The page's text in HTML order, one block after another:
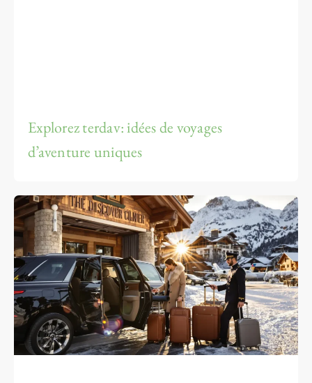
Explorez terdav: idées de voyages
d’aventure uniques